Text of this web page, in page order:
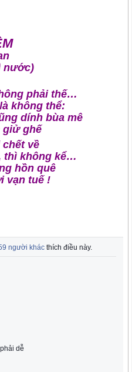
nước)
phải thế…
không thể:
dính bùa mê
giử ghế
về
thì không kể…
hồn quê
vạn tuế !
người khác thích điều này.
dễ